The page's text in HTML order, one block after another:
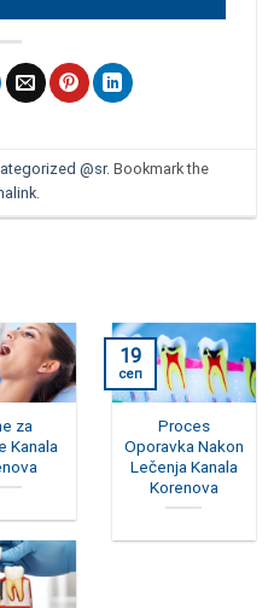
@sr. Bookmark the
.
za
Kanala
Proces
Oporavka Nakon
Lečenja Kanala
Korenova
19
сеп